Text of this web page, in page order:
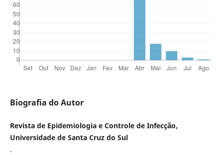
Biografia do Autor
Revista de Epidemiologia e Controle de Infecção,
Universidade de Santa Cruz do Sul
.